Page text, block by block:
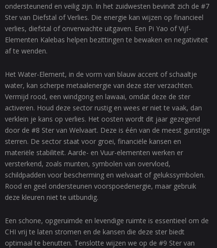
ondersteunend en veilig zijn. In het zuidwesten bevindt zich de #7
Ster van Diefstal of Verlies. Die energie kan wijzen op financieel
verlies, diefstal of onverwachte uitgaven. Een Pi Yao of Vijf-
Elementen Kalebas helpen bezittingen te bewaken en negativiteit
af te wenden.
Het Water-Element, in de vorm van blauw accent of schaaltje
water, kan scherpe metaalenergie van deze ster verzachten.
Vermijd rood, een windgong en lawaai, omdat deze de ster
activeren. Houd deze sector rustig en wees er niet te vaak, dan
verklein je kans op verlies. Het oosten wordt dit jaar gezegend
door de #8 Ster van Welvaart. Deze is één van de meest gunstige
sterren. De sector staat voor groei, financiële kansen en
materiële stabiliteit. Aarde- en Vuur-elementen werken er
versterkend, zoals munten, symbolen van overvloed,
schildpadden voor bescherming en welvaart of gelukssymbolen.
Rood en geel ondersteunen voorspoedenergie, maar gebruik
deze kleuren niet te uitbundig.
Een schone, opgeruimde en levendige ruimte is essentieel om de
CHI vrij te laten stromen en de kansen die deze ster biedt
optimaal te benutten. Tenslotte wijzen we op de #9 Ster van